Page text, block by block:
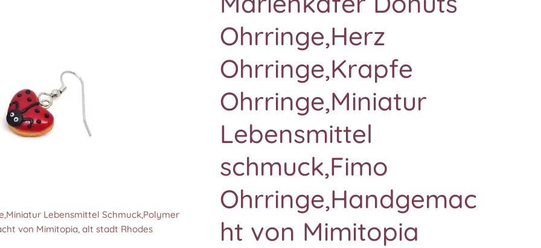
Ohrringe,Herz
Ohrringe,Krapfe
Ohrringe,Miniatur
Lebensmittel
schmuck,Fimo
Ohrringe,Handgemac
ht von Mimitopia
Lebensmittel Schmuck,Polymer
von Mimitopia, alt stadt Rhodes
Lebensmittel Schmuck,Polymer
von Mimitopia, alt stadt Rhodes
Lebensmittel Schmuck,Polymer
von Mimitopia, alt stadt Rhodes